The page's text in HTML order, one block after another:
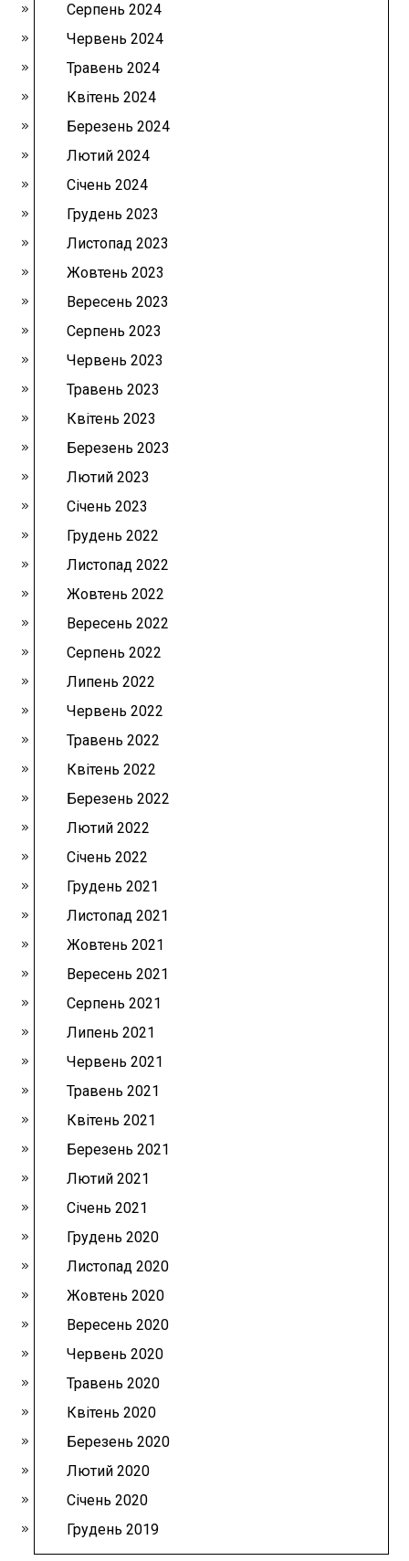
Серпень 2024
Червень 2024
Травень 2024
Квітень 2024
Березень 2024
Лютий 2024
Січень 2024
Грудень 2023
Листопад 2023
Жовтень 2023
Вересень 2023
Серпень 2023
Червень 2023
Травень 2023
Квітень 2023
Березень 2023
Лютий 2023
Січень 2023
Грудень 2022
Листопад 2022
Жовтень 2022
Вересень 2022
Серпень 2022
Липень 2022
Червень 2022
Травень 2022
Квітень 2022
Березень 2022
Лютий 2022
Січень 2022
Грудень 2021
Листопад 2021
Жовтень 2021
Вересень 2021
Серпень 2021
Липень 2021
Червень 2021
Травень 2021
Квітень 2021
Березень 2021
Лютий 2021
Січень 2021
Грудень 2020
Листопад 2020
Жовтень 2020
Вересень 2020
Червень 2020
Травень 2020
Квітень 2020
Березень 2020
Лютий 2020
Січень 2020
Грудень 2019